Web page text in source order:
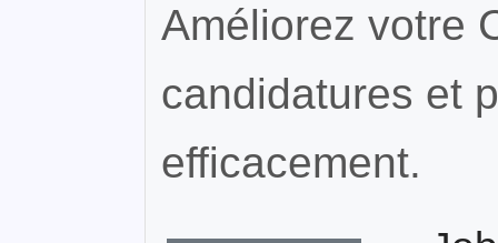
Améliorez votre
candidatures et
efficacement.